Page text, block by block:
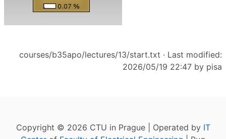
courses/b35apo/lectures/13/start.txt · Last modified:
2026/05/19 22:47 by pisa
Copyright © 2026 CTU in Prague | Operated by IT